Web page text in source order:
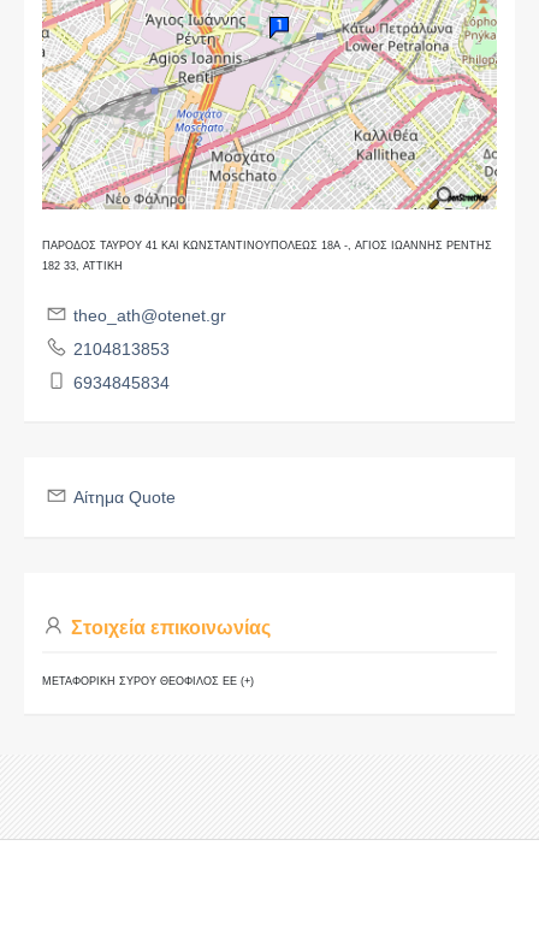
ΠΑΡΟΔΟΣ ΤΑΥΡΟΥ 41 ΚΑΙ ΚΩΝΣΤΑΝΤΙΝΟΥΠΟΛΕΩΣ 18Α -, ΑΓΙΟΣ ΙΩΑΝΝΗΣ ΡΕΝΤΗΣ
182 33, ΑΤΤΙΚΗ
theo_ath@otenet.gr
2104813853
6934845834
Αίτημα Quote
Στοιχεία επικοινωνίας
ΜΕΤΑΦΟΡΙΚΗ ΣΥΡΟΥ ΘΕΟΦΙΛΟΣ ΕΕ (+)